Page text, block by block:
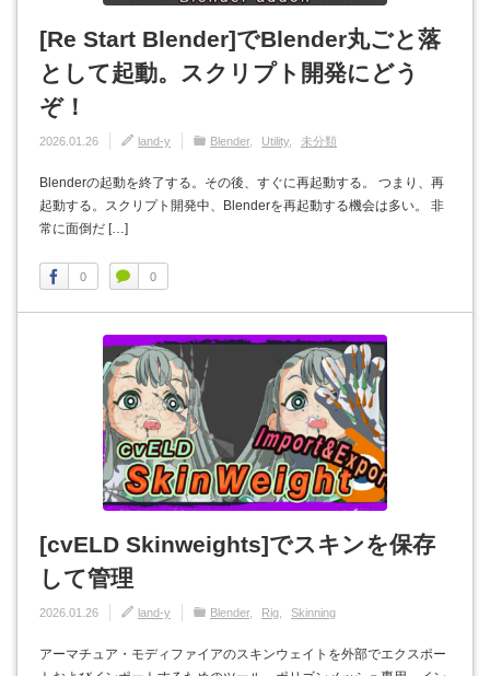
[Re Start Blender]でBlender丸ごと落
として起動。スクリプト開発にどう
ぞ！
2026.01.26 land-y Blender Utility 未分類
Blenderの起動を終了する。その後、すぐに再起動する。 つまり、再
起動する。スクリプト開発中、Blenderを再起動する機会は多い。 非
常に面倒だ […]
0 0
[cvELD Skinweights]でスキンを保存
して管理
2026.01.26 land-y Blender Rig Skinning
アーマチュア・モディファイアのスキンウェイトを外部でエクスポー